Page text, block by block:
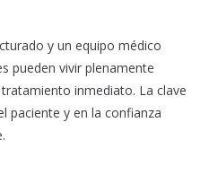
y un equipo médico
pueden vivir plenamente
inmediato. La clave
paciente y en la confianza